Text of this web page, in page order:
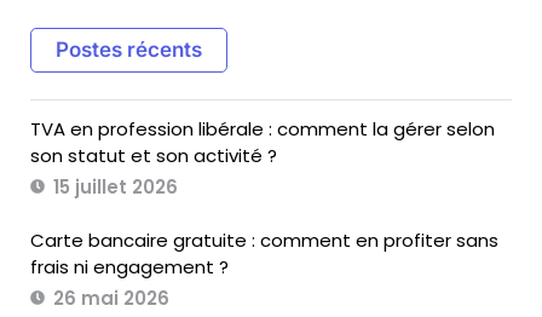
Postes récents
TVA en profession libérale : comment la gérer selon
son statut et son activité ?
15 juillet 2026
Carte bancaire gratuite : comment en profiter sans
frais ni engagement ?
26 mai 2026